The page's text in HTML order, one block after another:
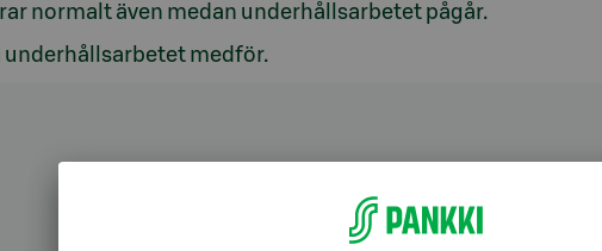
normalt även medan underhållsarbetet pågår.
underhållsarbetet medför.
Genvägar